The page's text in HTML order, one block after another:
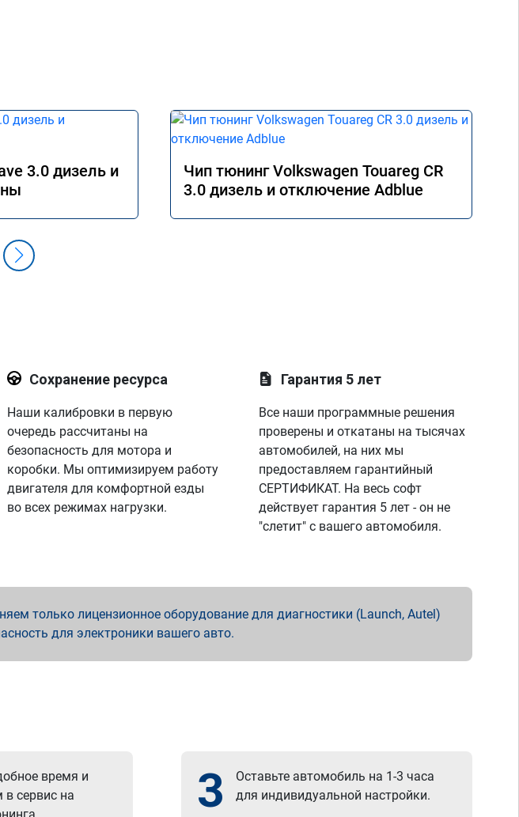
3.0 дизель и
Чип тюнинг Volkswagen Touareg CR
3.0 дизель и отключение Adblue
Сохранение ресурса
Наши калибровки в первую
очередь рассчитаны на
безопасность для мотора и
коробки. Мы оптимизируем работу
двигателя для комфортной езды
во всех режимах нагрузки.
Гарантия 5 лет
Все наши программные решения
проверены и откатаны на тысячах
автомобилей, на них мы
предоставляем гарантийный
СЕРТИФИКАТ. На весь софт
действует гарантия 5 лет - он не
"слетит" с вашего автомобиля.
только лицензионное оборудование для диагностики (Launch, Autel)
для электроники вашего авто.
время и
в сервис на
3
Оставьте автомобиль на 1-3 часа
для индивидуальной настройки.